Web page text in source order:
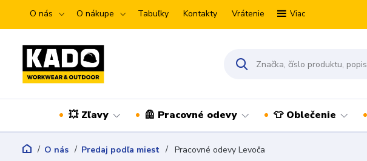
O nás O nákupe Tabuľky Kontakty Vrátenie Viac
💥 Zľavy 🦺 Pracovné odevy 👕 Oblečenie
O nás Predaj podľa miest Pracovné odevy Levoča